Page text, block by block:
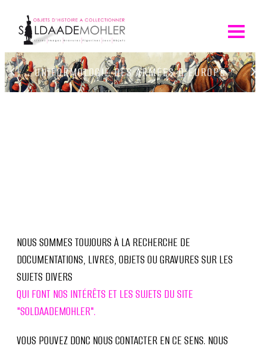
content
UNIFORMOLOGIE DES ARMÉES D'EUROPE
‹ ›
NOUS SOMMES TOUJOURS À LA RECHERCHE DE
DOCUMENTATIONS, LIVRES, OBJETS OU GRAVURES SUR LES
SUJETS DIVERS
QUI FONT NOS INTÉRÊTS ET LES SUJETS DU SITE
"SOLDAADEMOHLER".
VOUS POUVEZ DONC NOUS CONTACTER EN CE SENS. NOUS